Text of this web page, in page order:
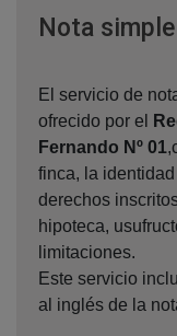
Nota simple
El servicio de
ofrecido por el
Fernando Nº 01
finca, la
derechos
hipoteca,
limitaciones.
Este servicio
al inglés de la